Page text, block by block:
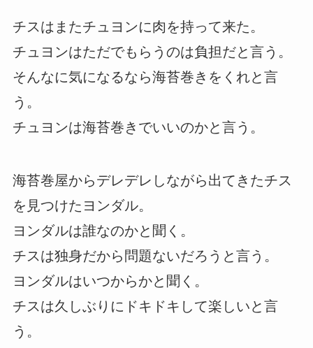
チスはまたチュヨンに肉を持って来た。
チュヨンはただでもらうのは負担だと言う。
そんなに気になるなら海苔巻きをくれと言
う。
チュヨンは海苔巻きでいいのかと言う。
海苔巻屋からデレデレしながら出てきたチス
を見つけたヨンダル。
ヨンダルは誰なのかと聞く。
チスは独身だから問題ないだろうと言う。
ヨンダルはいつからかと聞く。
チスは久しぶりにドキドキして楽しいと言
う。